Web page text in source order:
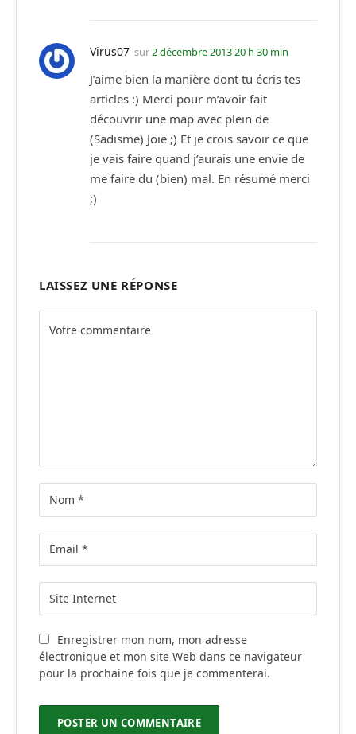
Virus07 sur2 décembre 2013 20 h 30 min
J’aime bien la manière dont tu écris tes
articles :) Merci pour m’avoir fait
découvrir une map avec plein de
(Sadisme) Joie ;) Et je crois savoir ce que
je vais faire quand j’aurais une envie de
me faire du (bien) mal. En résumé merci
;)
LAISSEZ UNE RÉPONSE
Enregistrer mon nom, mon adresse
électronique et mon site Web dans ce navigateur
pour la prochaine fois que je commenterai.